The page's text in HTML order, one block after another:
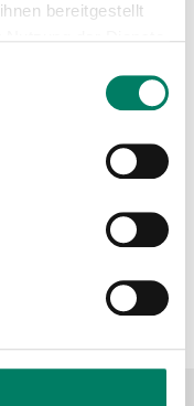
bereitgestellt
mbH